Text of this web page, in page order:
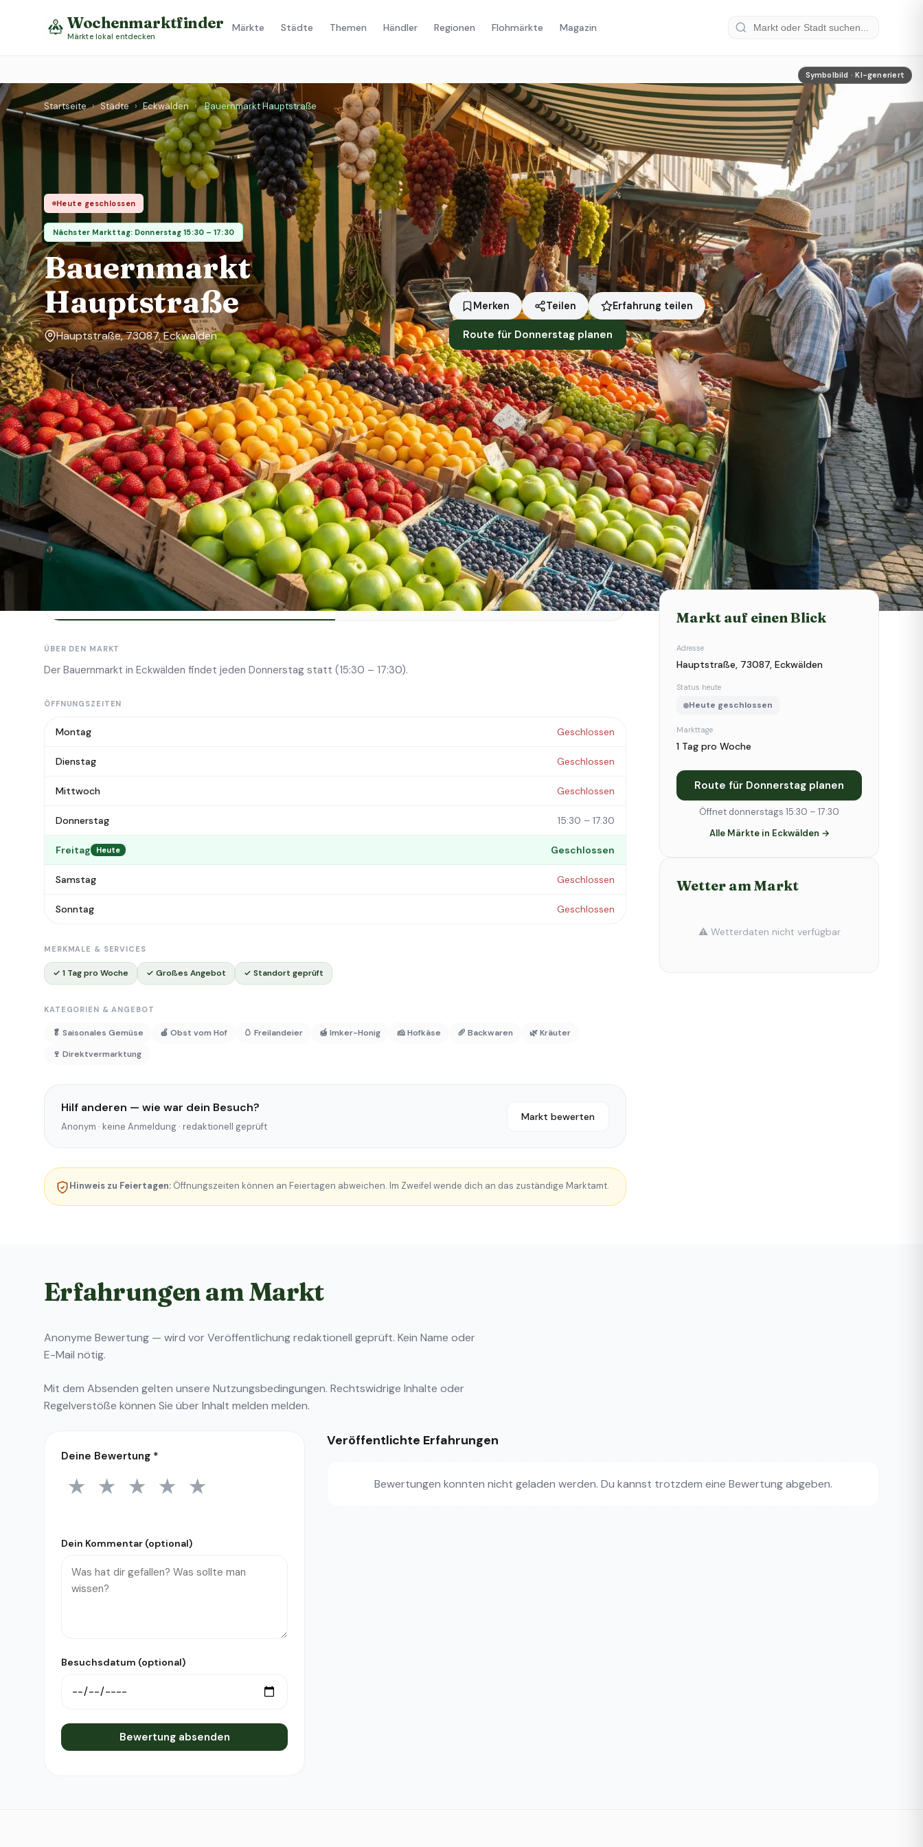
Wochenmarktfinder
Märkte lokal entdecken
Märkte Städte Themen Händler Regionen Flohmärkte Magazin
Symbolbild · KI-generiert
Startseite › Städte › Eckwälden › Bauernmarkt Hauptstraße
Heute geschlossen
Nächster Markttag: Donnerstag 15:30 – 17:30
Bauernmarkt
Hauptstraße
Hauptstraße, 73087, Eckwälden
Merken Teilen Erfahrung teilen
Route für Donnerstag planen
Symbolbild · KI-generiert
Markttage
Donnerstag
Standort
Eckwälden
Status heute
Heute geschlossen
Über den Markt Händler
ÜBER DEN MARKT
Der Bauernmarkt in Eckwälden findet jeden Donnerstag statt (15:30 – 17:30).
ÖFFNUNGSZEITEN
Montag Geschlossen
Dienstag Geschlossen
Mittwoch Geschlossen
Donnerstag 15:30 – 17:30
Freitag Heute Geschlossen
Samstag Geschlossen
Sonntag Geschlossen
MERKMALE & SERVICES
✓ 1 Tag pro Woche ✓ Großes Angebot ✓ Standort geprüft
KATEGORIEN & ANGEBOT
🥬 Saisonales Gemüse 🍎 Obst vom Hof 🥚 Freilandeier 🍯 Imker-Honig 🧀 Hofkäse 🥖 Backwaren
🌿 Kräuter
🍷 Direktvermarktung
Hilf anderen — wie war dein Besuch?
Anonym · keine Anmeldung · redaktionell geprüft
Markt bewerten
Hinweis zu Feiertagen: Öffnungszeiten können an Feiertagen abweichen. Im Zweifel wende dich an das zuständige Marktamt.
Markt auf einen Blick
Adresse
Hauptstraße, 73087, Eckwälden
Status heute
Heute geschlossen
Markttage
1 Tag pro Woche
Route für Donnerstag planen
Öffnet donnerstags 15:30 – 17:30
Alle Märkte in Eckwälden →
Wetter am Markt
⚠️ Wetterdaten nicht verfügbar
Erfahrungen am Markt
Anonyme Bewertung — wird vor Veröffentlichung redaktionell geprüft. Kein Name oder
E-Mail nötig.
Mit dem Absenden gelten unsere Nutzungsbedingungen. Rechtswidrige Inhalte oder
Regelverstöße können Sie überInhalt melden melden.
Deine Bewertung *
1 Stern
★ 2 Sterne
★ 3 Sterne
★ 4 Sterne
★ 5 Sterne
★
Dein Kommentar (optional)
Besuchsdatum (optional)
Bewertung absenden
Veröffentlichte Erfahrungen
Bewertungen konnten nicht geladen werden. Du kannst trotzdem eine Bewertung abgeben.